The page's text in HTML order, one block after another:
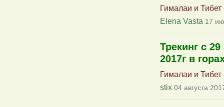
Гималаи и Тибет
Elena Vasta 17
Трекинг с
2017г в
Гималаи и Тибет
stix 04 августа